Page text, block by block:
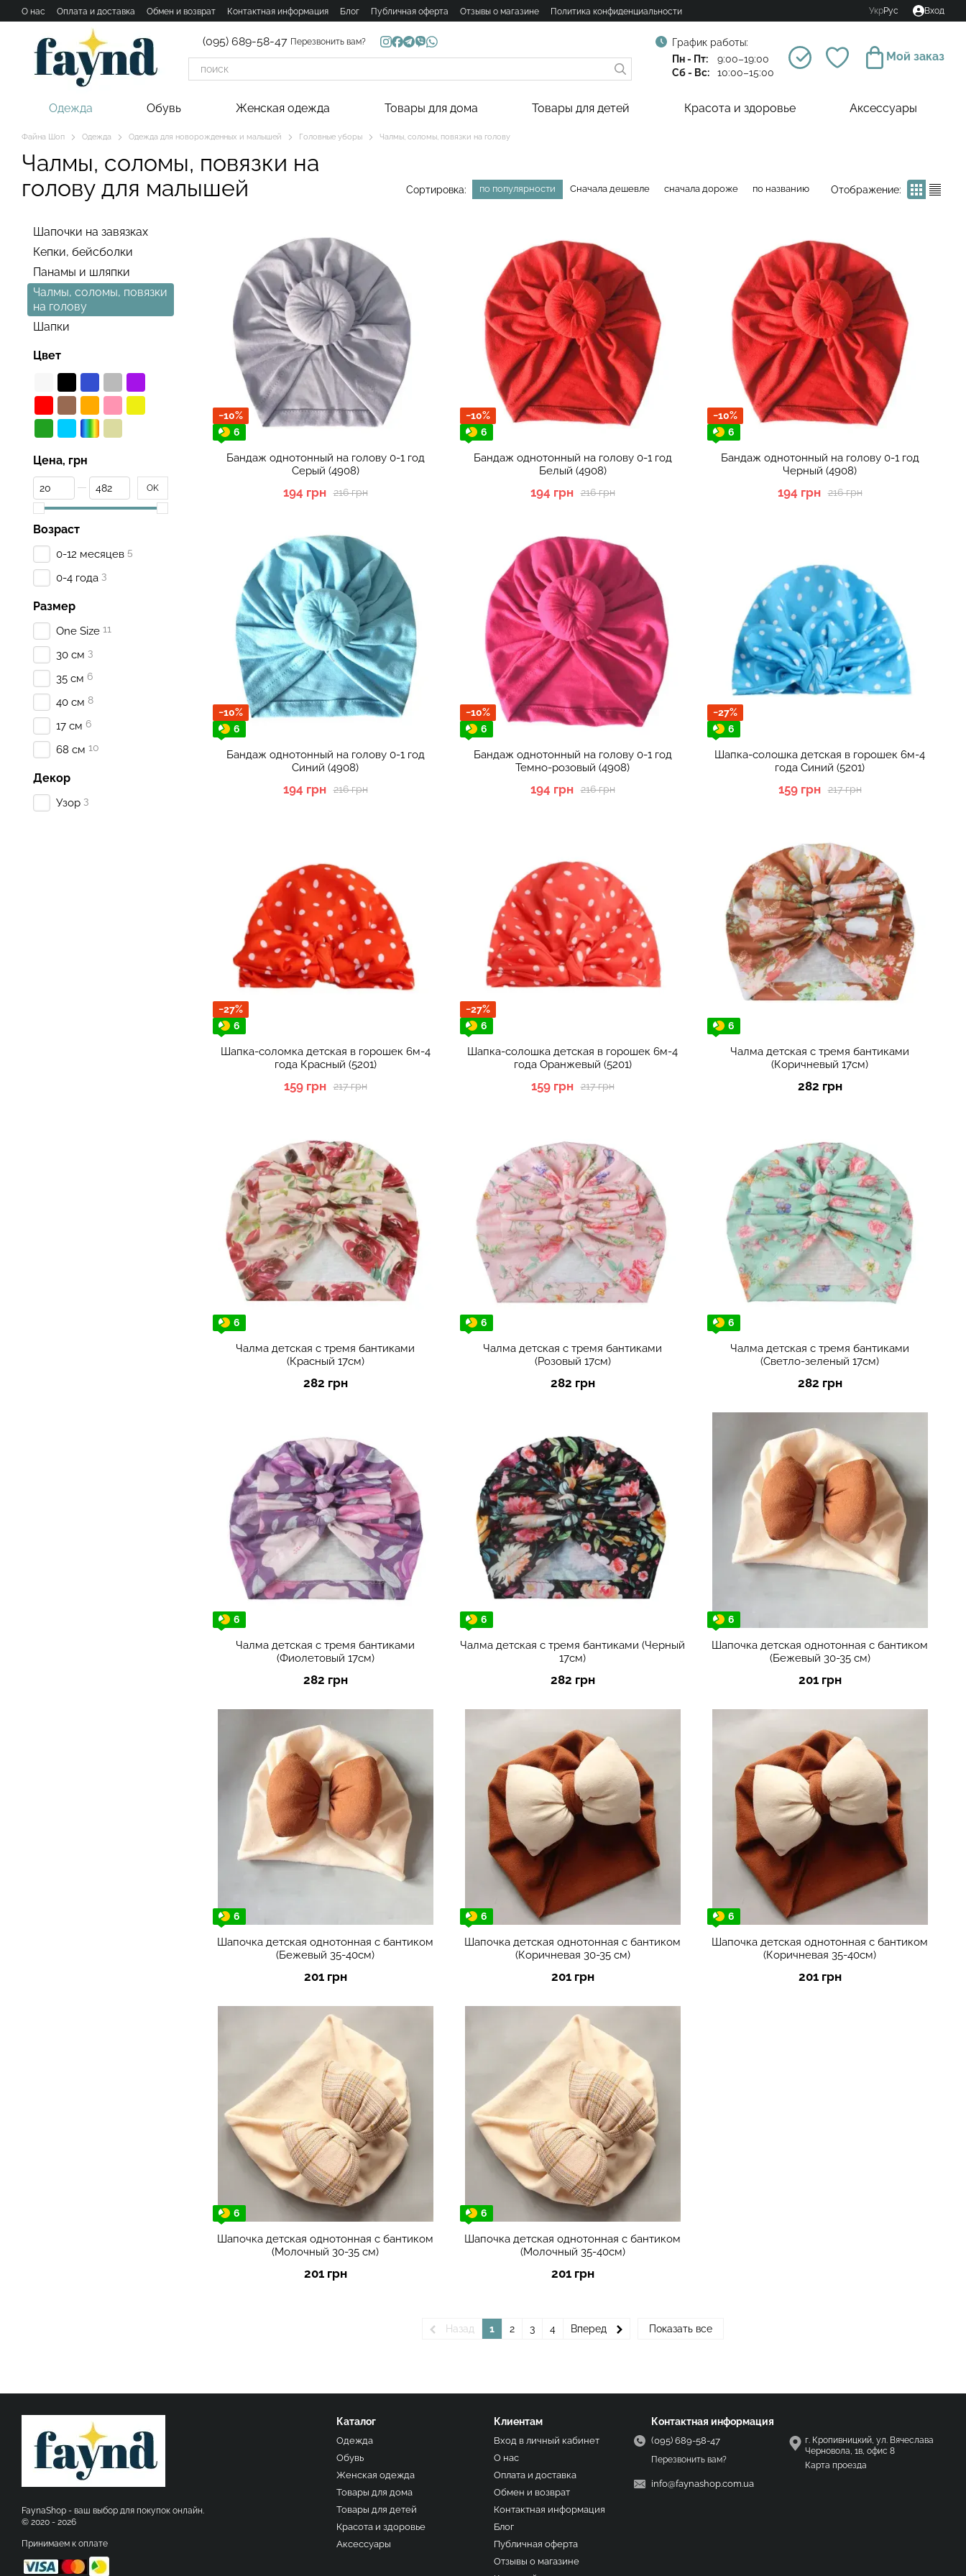
Перейти к основному контенту
О нас Оплата и доставка Обмен и возврат Контактная информация Блог Публичная оферта Отзывы о магазине Политика конфиденциальности УкрРус Вход
(095) 689-58-47 Перезвонить вам?
График работы:
Пн - Пт:
9:00–19:00
Сб - Вс:
10:00–15:00
Мой заказ
Одежда Обувь Женская одежда Товары для дома Товары для детей Красота и здоровье Аксессуары
Файна Шоп Одежда Одежда для новорожденных и малышей Головные уборы Чалмы, соломы, повязки на голову
Чалмы, соломы, повязки на
голову для малышей
Сортировка: по популярности Сначала дешевле сначала дороже по названию Отображение:
−10%
6
Бандаж однотонный на голову 0-1 год
Серый (4908)
216 грн
194 грн
−10%
6
Бандаж однотонный на голову 0-1 год
Белый (4908)
216 грн
194 грн
−10%
6
Бандаж однотонный на голову 0-1 год
Черный (4908)
216 грн
194 грн
−10%
6
Бандаж однотонный на голову 0-1 год
Синий (4908)
216 грн
194 грн
−10%
6
Бандаж однотонный на голову 0-1 год
Темно-розовый (4908)
216 грн
194 грн
−27%
6
Шапка-солошка детская в горошек 6м-4
года Синий (5201)
217 грн
159 грн
−27%
6
Шапка-соломка детская в горошек 6м-4
года Красный (5201)
217 грн
159 грн
−27%
6
Шапка-солошка детская в горошек 6м-4
года Оранжевый (5201)
217 грн
159 грн
6
Чалма детская с тремя бантиками
(Коричневый 17см)
282 грн
6
Чалма детская с тремя бантиками
(Красный 17см)
282 грн
6
Чалма детская с тремя бантиками
(Розовый 17см)
282 грн
6
Чалма детская с тремя бантиками
(Светло-зеленый 17см)
282 грн
6
Чалма детская с тремя бантиками
(Фиолетовый 17см)
282 грн
6
Чалма детская с тремя бантиками (Черный
17см)
282 грн
6
Шапочка детская однотонная с бантиком
(Бежевый 30-35 см)
201 грн
6
Шапочка детская однотонная с бантиком
(Бежевый 35-40см)
201 грн
6
Шапочка детская однотонная с бантиком
(Коричневая 30-35 см)
201 грн
6
Шапочка детская однотонная с бантиком
(Коричневая 35-40см)
201 грн
6
Шапочка детская однотонная с бантиком
(Молочный 30-35 см)
201 грн
6
Шапочка детская однотонная с бантиком
(Молочный 35-40см)
201 грн
Назад 1 2 3 4 Вперед Показать все
Шапочки на завязках
Кепки, бейсболки
Панамы и шляпки
Чалмы, соломы, повязки
на голову
Шапки
Цвет
Цена, грн
OK
Возраст
0-12 месяцев 5
0-4 года 3
Размер
One Size 11
30 см 3
35 см 6
40 см 8
17 см 6
68 см 10
Декор
Узор 3
FaynaShop - ваш выбор для покупок онлайн.
© 2020 - 2026
Принимаем к оплате
Каталог
Одежда
Обувь
Женская одежда
Товары для дома
Товары для детей
Красота и здоровье
Аксессуары
Клиентам
Вход в личный кабинет
О нас
Оплата и доставка
Обмен и возврат
Контактная информация
Блог
Публичная оферта
Отзывы о магазине
Контактная информация
(095) 689-58-47
Перезвонить вам?
info@faynashop.com.ua
г. Кропивницкий, ул. Вячеслава
Черновола, 1в, офис 8
Карта проезда